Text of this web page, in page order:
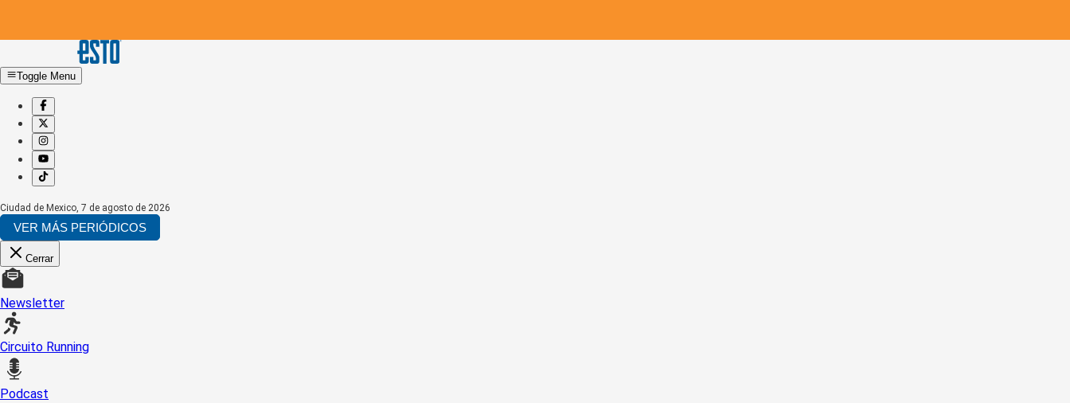
Toggle Menu
Ciudad de Mexico, 7 de agosto de 2026
VER MÁS PERIÓDICOS
Cerrar
Newsletter
Circuito Running
Podcast